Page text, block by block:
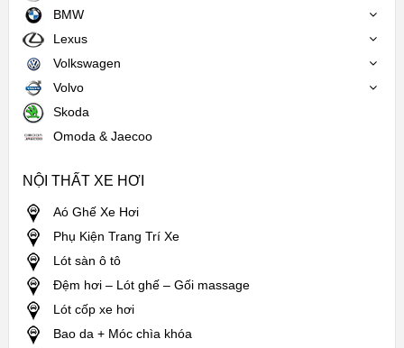
BMW
Lexus
Volkswagen
Volvo
Skoda
Omoda & Jaecoo
NỘI THẤT XE HƠI
Aó Ghế Xe Hơi
Phụ Kiện Trang Trí Xe
Lót sàn ô tô
Đệm hơi – Lót ghế – Gối massage
Lót cốp xe hơi
Bao da + Móc chìa khóa